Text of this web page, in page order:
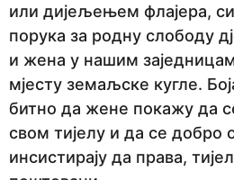
или дијељењем флајера,
порука за родну слободу
и жена у нашим
мјесту земаљске кугле.
битно да жене покажу да
свом тијелу и да се добро
инсистирају да права,